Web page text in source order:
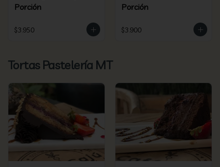
Porción
$3.950
Porción
$3.900
Tortas Pastelería MT